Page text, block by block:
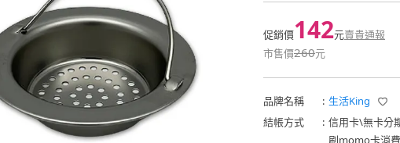
促銷價142元賣貴通報
市售價260元
品牌名稱 : 生活King
結帳方式
: 信用卡\無卡分
刷momo卡消